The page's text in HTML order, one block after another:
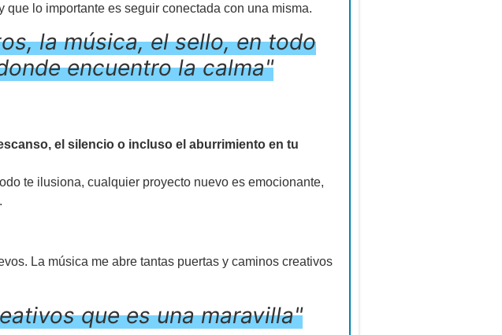
lo importante es seguir conectada con una misma.
la música, el sello, en todo
encuentro la calma"
el silencio o incluso el aburrimiento en tu
te ilusiona, cualquier proyecto nuevo es emocionante,
La música me abre tantas puertas y caminos creativos
que es una maravilla"